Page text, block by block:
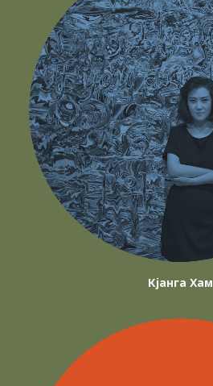
Кјанга Хам